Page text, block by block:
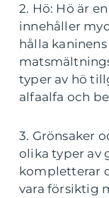
2. Hö: Hö är
innehåller
hålla
typer av hö
alfaalfa och
3. Grönsaker
olika typer av
kompletterar
vara försiktig